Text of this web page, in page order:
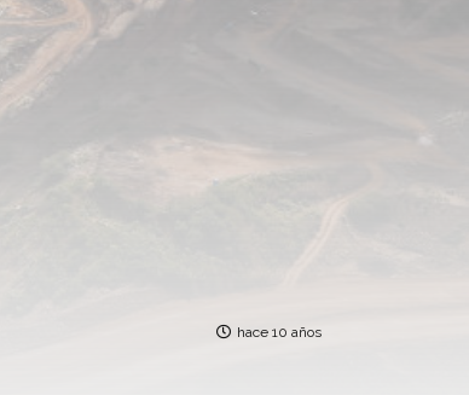
hace 10 años